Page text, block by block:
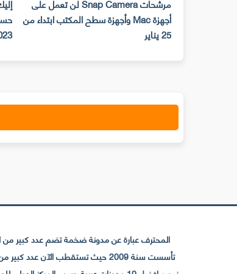
أجهزة Mac وأجهزة سطح المكتب ابتداء من
25 يناير
المحترف عبارة عن مدونة ضخمة تضم عدد كبير من